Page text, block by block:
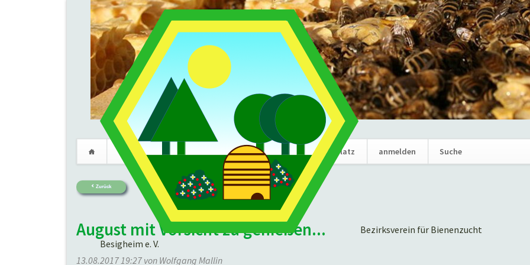
Bezirksverein für Bienenzucht
Besigheim e. V.
Verein Termine Marktplatz anmelden Suche
überspringen
Zurück
August mit Vorsicht zu genießen...
13.08.2017 19:27 von Wolfgang Mallin